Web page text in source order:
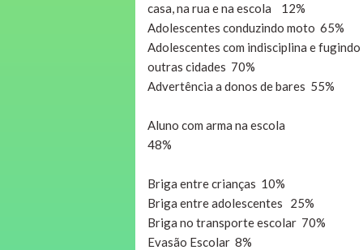
casa, na rua e na escola 12%
Adolescentes conduzindo moto 65%
Adolescentes com indisciplina e
outras cidades 70%
Advertência a donos de bares 55%
Aluno com arma na escola
48%
Briga entre crianças 10%
Briga entre adolescentes 25%
Briga no transporte escolar 70%
Evasão Escolar 8%